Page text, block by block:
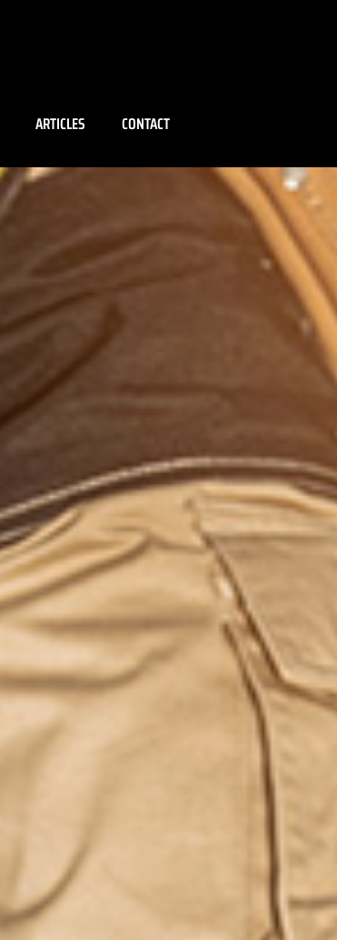
ARTICLES CONTACT